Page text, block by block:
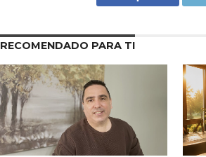
RECOMENDADO PARA TI